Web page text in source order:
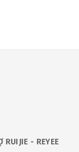
RUIJIE - REYEE